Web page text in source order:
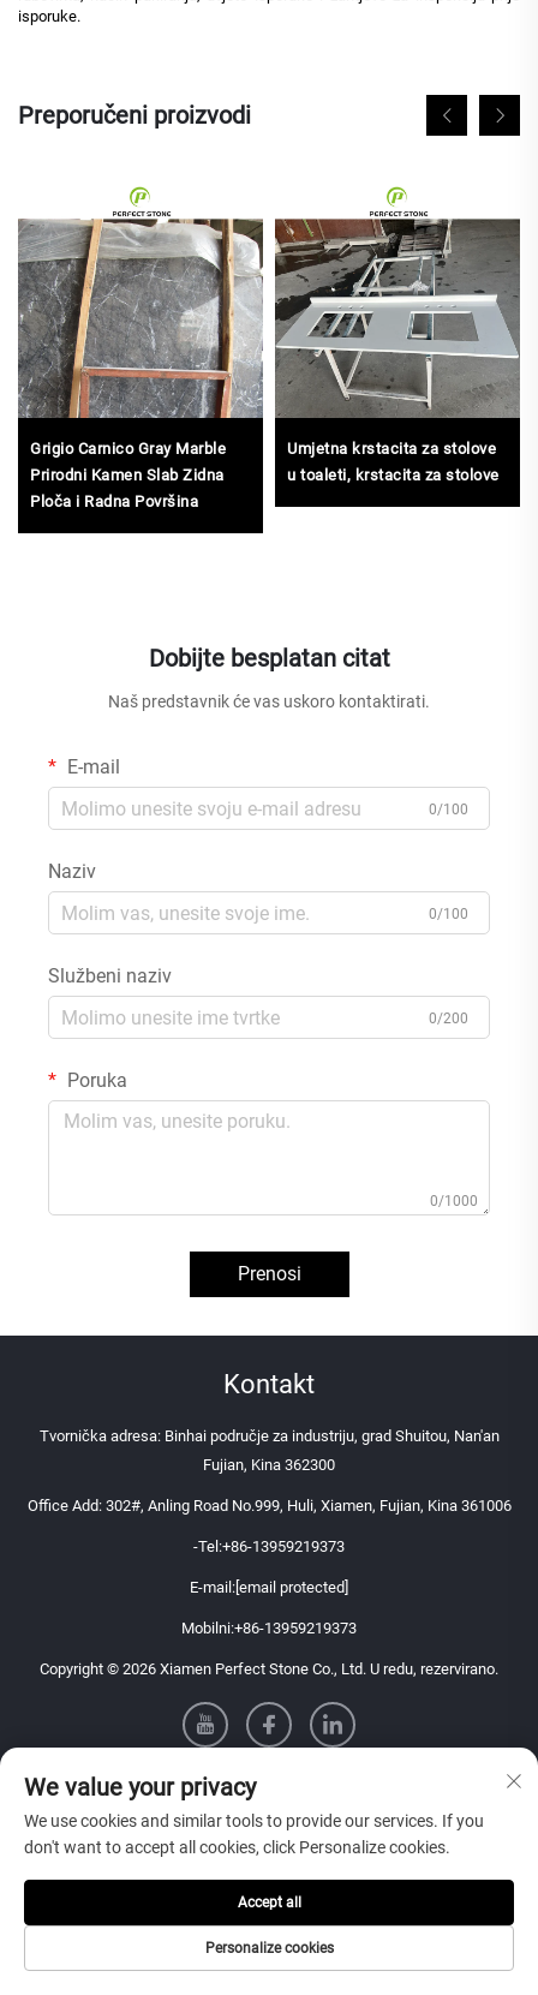
isporuke.
Preporučeni proizvodi
Grigio Carnico Gray Marble
Prirodni Kamen Slab Zidna
Ploča i Radna Površina
Umjetna krstacita za stolove
u toaleti, krstacita za stolove
Dobijte besplatan citat
Naš predstavnik će vas uskoro kontaktirati.
E-mail
0/100
Naziv
0/100
Službeni naziv
0/200
Poruka
0/1000
Prenosi
Kontakt
Tvornička adresa: Binhai područje za industriju, grad Shuitou, Nan'an
Fujian, Kina 362300
Office Add: 302#, Anling Road No.999, Huli, Xiamen, Fujian, Kina 361006
-Tel:+86-13959219373
E-mail: [email protected]
Mobilni:+86-13959219373
Copyright © 2026 Xiamen Perfect Stone Co., Ltd. U redu, rezervirano.
LINK NA WEB STRANICU
Informacije
We value your privacy
We use cookies and similar tools to provide our services. If you
don't want to accept all cookies, click Personalize cookies.
Personalize cookies
Accept all